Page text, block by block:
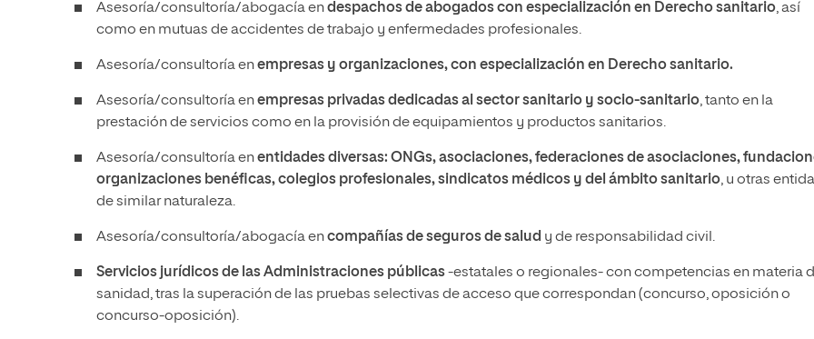
Asesoría/consultoría/abogacía endespachos de abogados con especialización en Derecho sanitario, así
como en mutuas de accidentes de trabajo y enfermedades profesionales.
Asesoría/consultoría enempresas y organizaciones, con especialización en Derecho sanitario.
Asesoría/consultoría enempresas privadas dedicadas al sector sanitario y socio-sanitario, tanto en la
prestación de servicios como en la provisión de equipamientos y productos sanitarios.
Asesoría/consultoría enentidades diversas: ONGs, asociaciones, federaciones de asociaciones,
organizaciones benéficas, colegios profesionales, sindicatos médicos y del ámbito sanitario, u otras
de similar naturaleza.
Asesoría/consultoría/abogacía encompañías de seguros de salud y de responsabilidad civil.
Servicios jurídicos de las Administraciones públicas-estatales o regionales- con competencias en materia
sanidad, tras la superación de las pruebas selectivas de acceso que correspondan (concurso, oposición o
concurso-oposición).